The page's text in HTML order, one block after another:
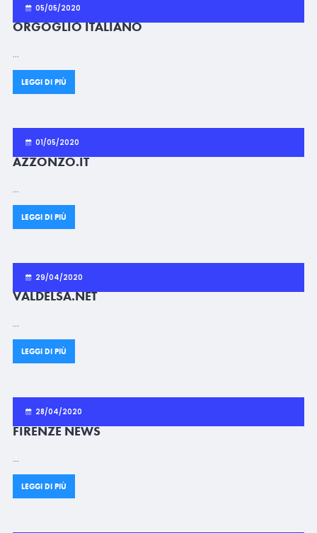
05/05/2020
ORGOGLIO ITALIANO
…
LEGGI DI PIÙ
01/05/2020
AZZONZO.IT
…
LEGGI DI PIÙ
29/04/2020
VALDELSA.NET
…
LEGGI DI PIÙ
28/04/2020
FIRENZE NEWS
…
LEGGI DI PIÙ